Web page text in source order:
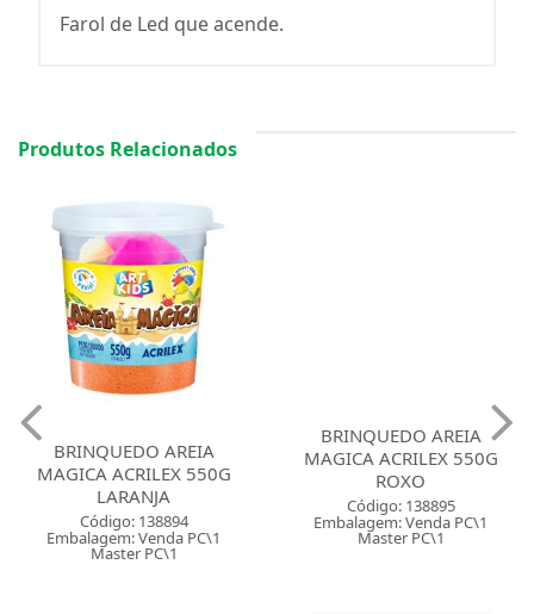
Farol de Led que acende.
Produtos Relacionados
BRINQUEDO AREIA
MAGICA ACRILEX 550G
LARANJA
Código: 138894
Embalagem: Venda PC\1
Master PC\1
BRINQUEDO AREIA
MAGICA ACRILEX 550G
ROXO
Código: 138895
Embalagem: Venda PC\1